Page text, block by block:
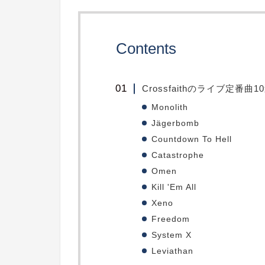
Contents
Crossfaithのライブ定番曲10
Monolith
Jägerbomb
Countdown To Hell
Catastrophe
Omen
Kill 'Em All
Xeno
Freedom
System X
Leviathan